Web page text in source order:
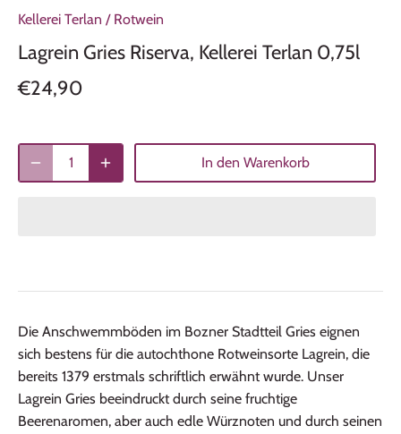
Kellerei Terlan / Rotwein
Lagrein Gries Riserva, Kellerei Terlan 0,75l
€24,90
In den Warenkorb
Die Anschwemmböden im Bozner Stadtteil Gries eignen
sich bestens für die autochthone Rotweinsorte Lagrein, die
bereits 1379 erstmals schriftlich erwähnt wurde. Unser
Lagrein Gries beeindruckt durch seine fruchtige
Beerenaromen, aber auch edle Würznoten und durch seinen